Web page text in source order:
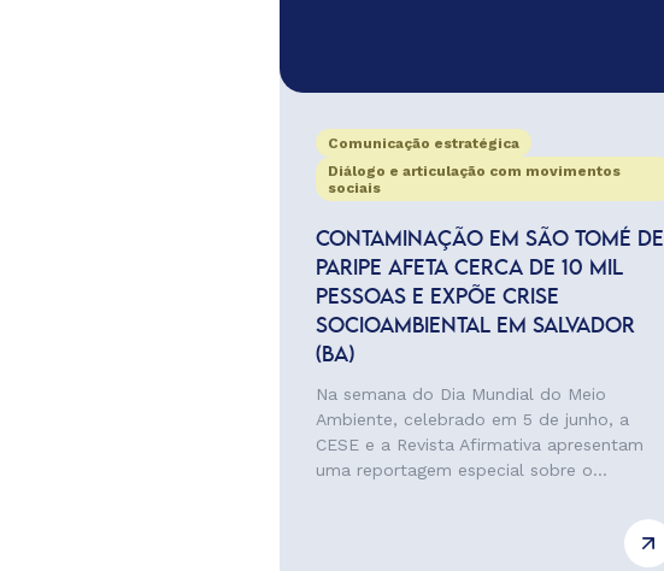
Comunicação estratégica
Diálogo e articulação com movimentos
sociais
CONTAMINAÇÃO EM SÃO TOMÉ DE
PARIPE AFETA CERCA DE 10 MIL
PESSOAS E EXPÕE CRISE
SOCIOAMBIENTAL EM SALVADOR
(BA)
Na semana do Dia Mundial do Meio
Ambiente, celebrado em 5 de junho, a
CESE e a Revista Afirmativa apresentam
uma reportagem especial sobre o...